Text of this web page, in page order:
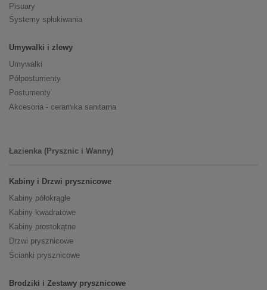
Pisuary
Systemy spłukiwania
Umywalki i zlewy
Umywalki
Półpostumenty
Postumenty
Akcesoria - ceramika sanitarna
Łazienka (Prysznic i Wanny)
Kabiny i Drzwi prysznicowe
Kabiny półokrągłe
Kabiny kwadratowe
Kabiny prostokątne
Drzwi prysznicowe
Ścianki prysznicowe
Brodziki i Zestawy prysznicowe